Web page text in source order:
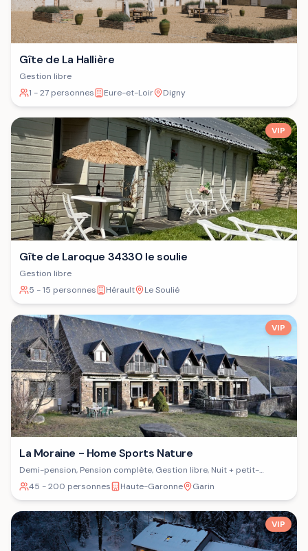
Gîte de La Hallière
Gestion libre
1 - 27 personnes
Eure-et-Loir Digny
VIP
Gîte de Laroque 34330 le soulie
Gestion libre
5 - 15 personnes
Hérault Le Soulié
VIP
La Moraine - Home Sports Nature
Demi-pension, Pension complète, Gestion libre, Nuit + petit-
déjeuner
45 - 200 personnes Haute-Garonne Garin
VIP